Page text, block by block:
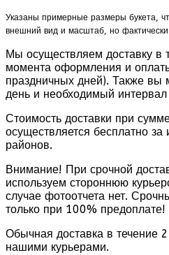
Указаны примерные размеры букета,
внешний вид и масштаб, но
Мы осуществляем доставку в
момента оформления и
праздничных дней). Также вы
день и необходимый
Стоимость доставки при
осуществляется бесплатно
районов.
Внимание! При срочной
используем стороннюю
случае фотоотчета нет.
только при 100% предоплате!
Обычная доставка в течение
нашими курьерами.